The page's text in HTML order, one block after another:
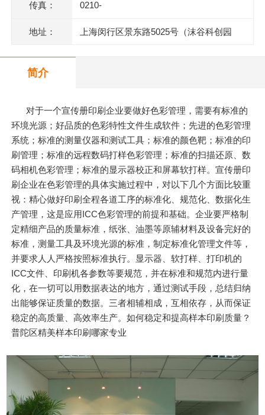
传真： 0210-
地址： 上海闵行区景东路5025号（沫谷科创园
简介
对于一个宣传册印刷企业要做好色彩管理，需要有标准的
环境光源；好品质的色彩特性文件生成软件；先进的色彩管理
系统；标准的测量仪器和测试工具；标准的颜色靶；标准的印
刷管理；标准的远程数码打样色彩管理；标准的扫描还原、数
码相机色彩管理；标准的显示器校正和屏幕软打样。宣传册印
刷企业在色彩管理的具体实施过程中，对以下几个方面比较重
视：精心做好印刷全程各道工序的标准化、规范化、数据化生
产管理，这是应用ICC色彩管理的前提和基础。企业要严格制
定精细产品的质量标准，纸张、油墨等原辅材料及设备完好的
标准，测量工具及环境光源的标准，制定标准化管理文件等，
并要求人人严格按照标准执行。显示器、软打样、打印机的
ICC文件、印刷机各参数等要规范，并在标准和规范内进行量
化，在一切可以用数据表达的地方，通过测试手段，总结归纳
出能够保证质量的数据。三者相辅相成，互相依存，从而保证
稳定的高质量、高效率生产。如何稳定和提高样本印刷质量？
普陀区精美样本印刷哪家专业